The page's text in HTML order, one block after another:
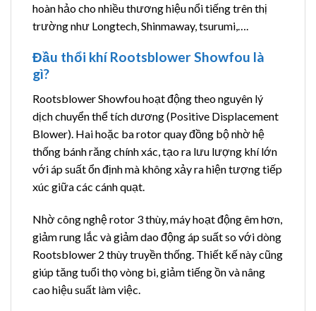
hoàn hảo cho nhiều thương hiệu nổi tiếng trên thị
trường như Longtech, Shinmaway, tsurumi,….
Đầu thổi khí Rootsblower Showfou là
gì?
Rootsblower Showfou hoạt động theo nguyên lý
dịch chuyển thể tích dương (Positive Displacement
Blower). Hai hoặc ba rotor quay đồng bộ nhờ hệ
thống bánh răng chính xác, tạo ra lưu lượng khí lớn
với áp suất ổn định mà không xảy ra hiện tượng tiếp
xúc giữa các cánh quạt.
Nhờ công nghệ rotor 3 thùy, máy hoạt động êm hơn,
giảm rung lắc và giảm dao động áp suất so với dòng
Rootsblower 2 thùy truyền thống. Thiết kế này cũng
giúp tăng tuổi thọ vòng bi, giảm tiếng ồn và nâng
cao hiệu suất làm việc.